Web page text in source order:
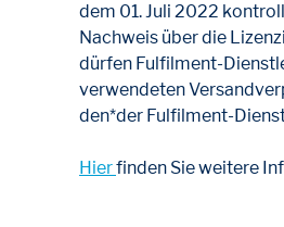
dem 01. Juli 2022
Nachweis über die
dürfen Fulfilment-
verwendeten
den*der Fulfilment-
Hierfinden Sie weitere